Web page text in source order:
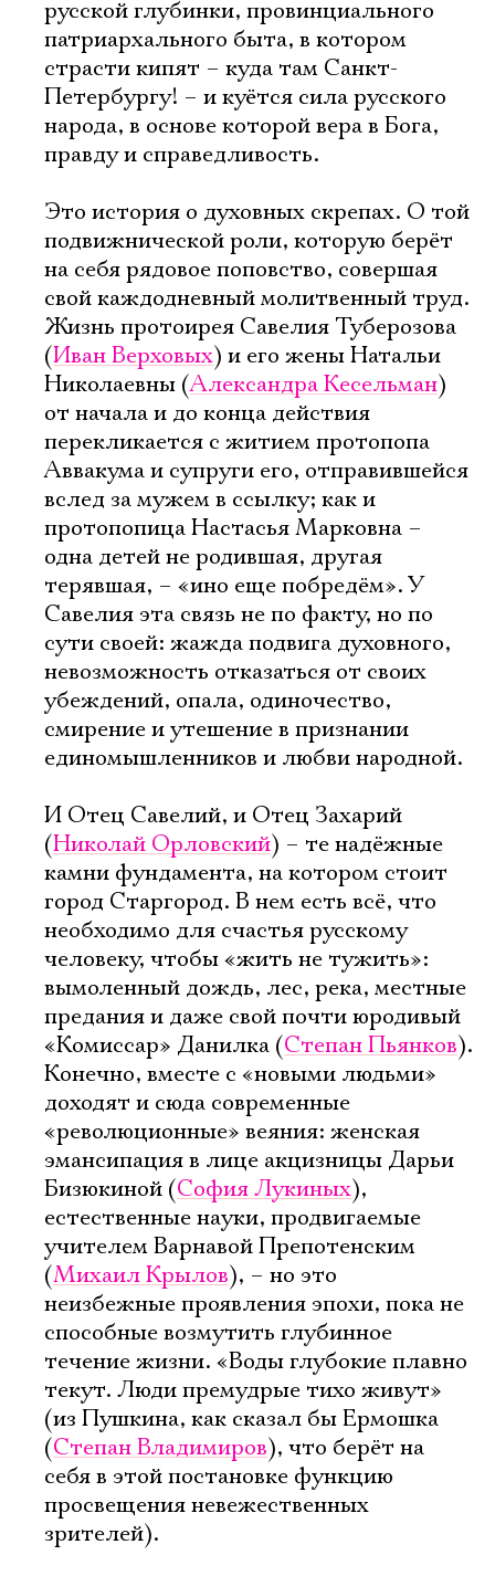
русской глубинки, провинциального
патриархального быта, в котором
страсти кипят – куда там Санкт-
Петербургу! – и куётся сила русского
народа, в основе которой вера в Бога,
правду и справедливость.
Это история о духовных скрепах. О той
подвижнической роли, которую берёт
на себя рядовое поповство, совершая
свой каждодневный молитвенный труд.
Жизнь протоирея Савелия Туберозова
(Иван Верховых) и его жены Натальи
Николаевны (Александра Кесельман)
от начала и до конца действия
перекликается с житием протопопа
Аввакума и супруги его, отправившейся
вслед за мужем в ссылку; как и
протопопица Настасья Марковна –
одна детей не родившая, другая
терявшая, – «ино еще побредём». У
Савелия эта связь не по факту, но по
сути своей: жажда подвига духовного,
невозможность отказаться от своих
убеждений, опала, одиночество,
смирение и утешение в признании
единомышленников и любви народной.
И Отец Савелий, и Отец Захарий
(Николай Орловский) – те надёжные
камни фундамента, на котором стоит
город Старгород. В нем есть всё, что
необходимо для счастья русскому
человеку, чтобы «жить не тужить»:
вымоленный дождь, лес, река, местные
предания и даже свой почти юродивый
«Комиссар» Данилка (Степан Пьянков).
Конечно, вместе с «новыми людьми»
доходят и сюда современные
«революционные» веяния: женская
эмансипация в лице акцизницы Дарьи
Бизюкиной (София Лукиных),
естественные науки, продвигаемые
учителем Варнавой Препотенским
(Михаил Крылов), – но это
неизбежные проявления эпохи, пока не
способные возмутить глубинное
течение жизни. «Воды глубокие плавно
текут. Люди премудрые тихо живут»
(из Пушкина, как сказал бы Ермошка
(Степан Владимиров), что берёт на
себя в этой постановке функцию
просвещения невежественных
зрителей).